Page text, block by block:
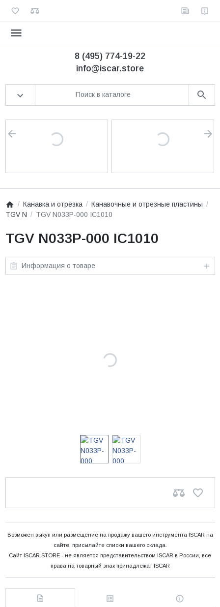
8 (495) 774-19-22
info@iscar.store
Канавка и отрезка
Канавочные и отрезные пластины
TGV N
TGV N033P-000 IC1010
TGV N033P-000 IC1010
Информация о товаре
Возможен выкуп или размещение на продажу вашего инструмента ISCAR на
сайте, присылайте списки вашего склада.
Сайт ISCAR.STORE - не является представительством ISCAR в России, все
права на товарный знак принадлежат ISCAR